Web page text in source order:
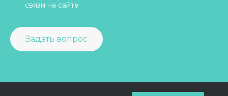
Задать вопрос
связи на сайте